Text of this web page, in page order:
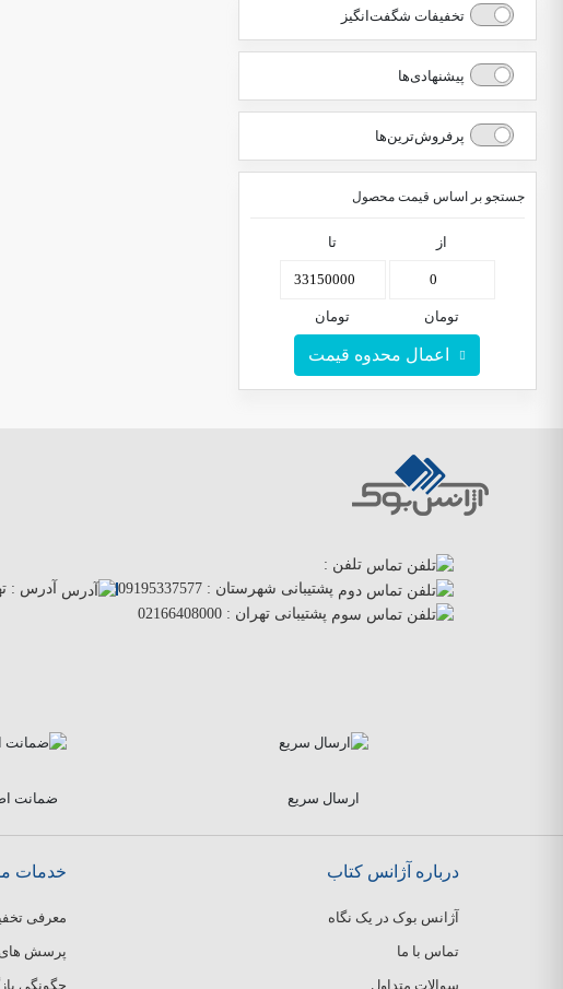
تخفیفات شگفت‌انگیز
پیشنهادی‌ها
پرفروش‌ترین‌ها
جستجو بر اساس قیمت محصول
از
تومان
تا
تومان
اعمال محدوه قیمت
تلفن :
پشتیبانی شهرستان : 09195337577
پشتیبانی تهران : 02166408000
آدرس :
ارسال سریع ضمانت
درباره آژانس کتاب
آژانس بوک در یک نگاه
تماس با ما
سوالات متداول
خدمات
معرفی
پرسش های
چگونگی